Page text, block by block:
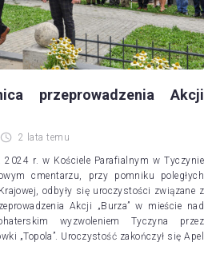
przeprowadzenia Akcji
2 lata temu
r. w Kościele Parafialnym w Tyczynie
cmentarzu, przy pomniku poległych
odbyły się uroczystości związane z
Akcji „Burza” w mieście nad
wyzwoleniem Tyczyna przez
„Topola”. Uroczystość zakończył się Apel